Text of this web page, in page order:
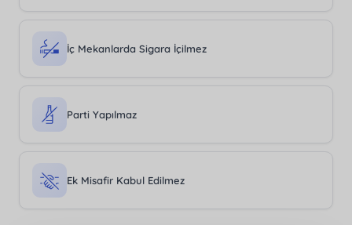
İç Mekanlarda Sigara İçilmez
Parti Yapılmaz
Ek Misafir Kabul Edilmez